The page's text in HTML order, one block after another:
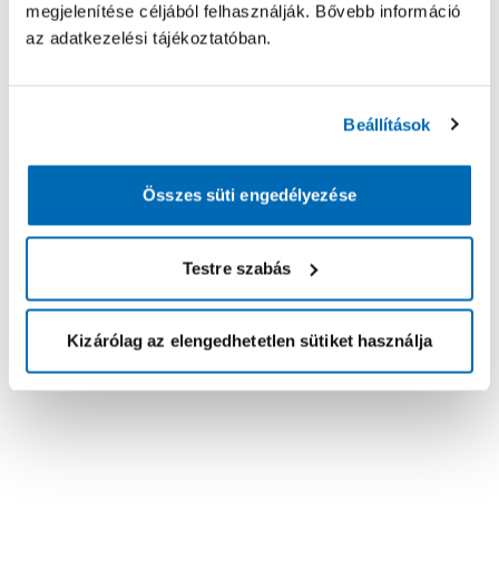
megjelenítése céljából felhasználják. Bővebb információ
az adatkezelési tájékoztatóban.
Beállítások
Összes süti engedélyezése
Testre szabás
Kizárólag az elengedhetetlen sütiket használja